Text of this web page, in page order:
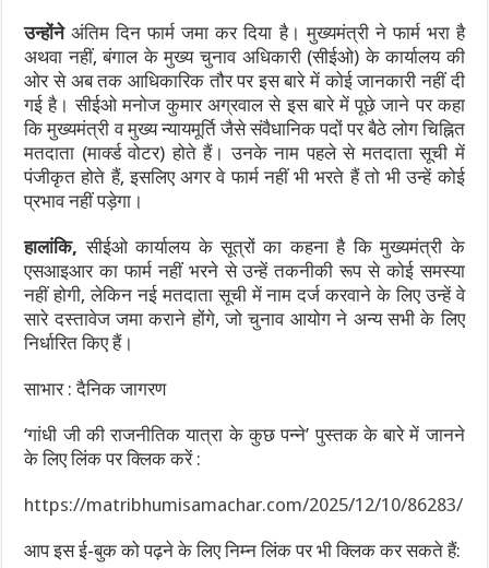
उन्होंनेअंतिम दिन फार्म जमा कर दिया है। मुख्यमंत्री ने फार्म भरा है
अथवा नहीं, बंगाल के मुख्य चुनाव अधिकारी (सीईओ) के कार्यालय की
ओर से अब तक आधिकारिक तौर पर इस बारे में कोई जानकारी नहीं दी
गई है।सीईओ मनोज कुमार अग्रवाल से इस बारे में पूछे जाने पर कहा
कि मुख्यमंत्री व मुख्य न्यायमूर्ति जैसे संवैधानिक पदों पर बैठे लोग चिह्नित
मतदाता (मा‌र्क्ड वोटर) होते हैं। उनके नाम पहले से मतदाता सूची में
पंजीकृत होते हैं, इसलिए अगर वे फार्म नहीं भी भरते हैं तो भी उन्हें कोई
प्रभाव नहीं पड़ेगा।
हालांकि, सीईओ कार्यालय के सूत्रों का कहना है कि मुख्यमंत्री के
एसआइआर का फार्म नहीं भरने से उन्हें तकनीकी रूप से कोई समस्या
नहीं होगी, लेकिन नई मतदाता सूची में नाम दर्ज करवाने के लिए उन्हें वे
सारे दस्तावेज जमा कराने होंगे, जो चुनाव आयोग ने अन्य सभी के लिए
निर्धारित किए हैं।
साभार : दैनिक जागरण
‘गांधी जी की राजनीतिक यात्रा के कुछ पन्ने’ पुस्तक के बारे में जानने
के लिए लिंक पर क्लिक करें :
https://matribhumisamachar.com/2025/12/10/86283/
आप इस ई-बुक को पढ़ने के लिए निम्न लिंक पर भी क्लिक कर सकते हैं: